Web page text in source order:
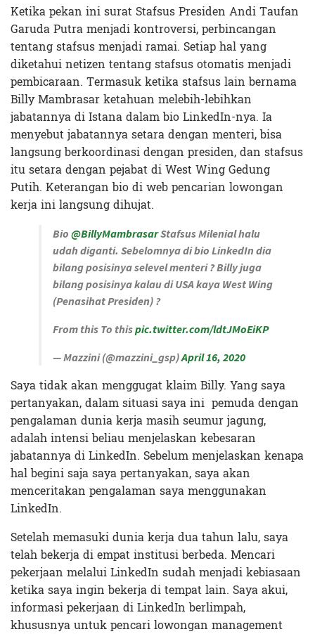
Ketika pekan ini surat Stafsus Presiden Andi Taufan
Garuda Putra menjadi kontroversi, perbincangan
tentang stafsus menjadi ramai. Setiap hal yang
diketahui netizen tentang stafsus otomatis menjadi
pembicaraan. Termasuk ketika stafsus lain bernama
Billy Mambrasar ketahuan melebih-lebihkan
jabatannya di Istana dalam bio LinkedIn-nya. Ia
menyebut jabatannya setara dengan menteri, bisa
langsung berkoordinasi dengan presiden, dan stafsus
itu setara dengan pejabat di West Wing Gedung
Putih. Keterangan bio di web pencarian lowongan
kerja ini langsung dihujat.
Bio @BillyMambrasarStafsus Milenial halu
udah diganti. Sebelomnya di bio LinkedIn dia
bilang posisinya selevel menteri ? Billy juga
bilang posisinya kalau di USA kaya West Wing
(Penasihat Presiden) ?
From this To thispic.twitter.com/ldtJMoEiKP
— Mazzini (@mazzini_gsp)April 16, 2020
Saya tidak akan menggugat klaim Billy. Yang saya
pertanyakan, dalam situasi saya ini pemuda dengan
pengalaman dunia kerja masih seumur jagung,
adalah intensi beliau menjelaskan kebesaran
jabatannya di LinkedIn. Sebelum menjelaskan kenapa
hal begini saja saya pertanyakan, saya akan
menceritakan pengalaman saya menggunakan
LinkedIn.
Setelah memasuki dunia kerja dua tahun lalu, saya
telah bekerja di empat institusi berbeda. Mencari
pekerjaan melalui LinkedIn sudah menjadi kebiasaan
ketika saya ingin bekerja di tempat lain. Saya akui,
informasi pekerjaan di LinkedIn berlimpah,
khususnya untuk pencari lowongan management